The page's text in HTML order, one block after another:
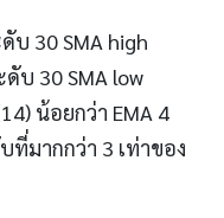
บ 30 SMA high
บ 30 SMA low
น้อยกว่า EMA 4
ที่มากกว่า 3 เท่าของ